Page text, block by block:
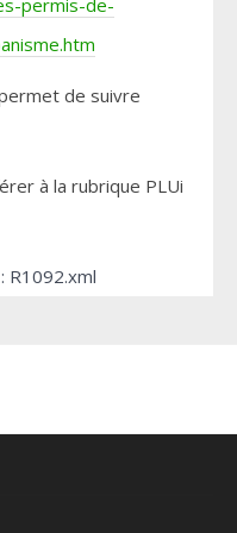
permis-de-
de suivre
à la rubrique PLUi
R1092.xml